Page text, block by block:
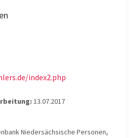
index2.php
13.07.2017
Niedersächsische Personen,